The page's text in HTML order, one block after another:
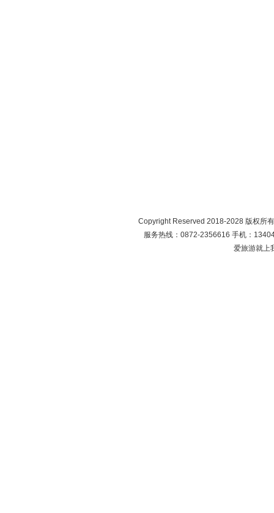
Copyright Reserved 2018-2028 版权所
服务热线：0872-2356616 手机：
爱旅游就上